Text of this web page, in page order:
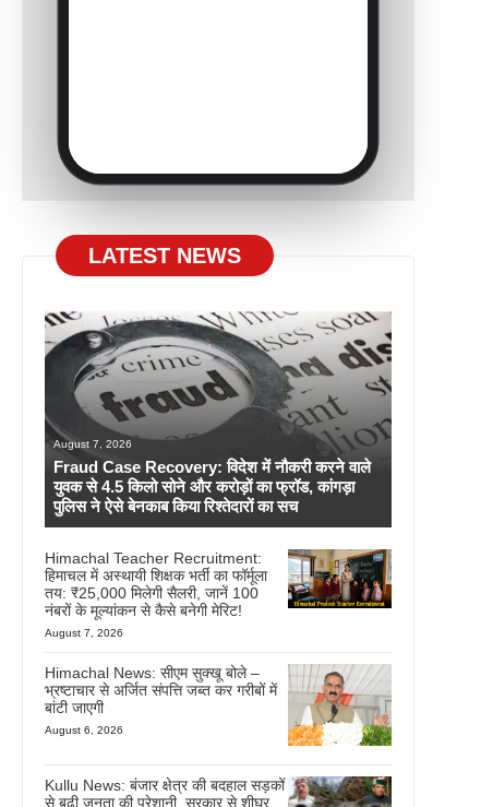
LATEST NEWS
August 7, 2026
Fraud Case Recovery: विदेश में नौकरी करने वाले
युवक से 4.5 किलो सोने और करोड़ों का फ्रॉड, कांगड़ा
पुलिस ने ऐसे बेनकाब किया रिश्तेदारों का सच
Himachal Teacher Recruitment:
हिमाचल में अस्थायी शिक्षक भर्ती का फॉर्मूला
तय: ₹25,000 मिलेगी सैलरी, जानें 100
नंबरों के मूल्यांकन से कैसे बनेगी मेरिट!
August 7, 2026
Himachal News: सीएम सुक्खू बोले –
भ्रष्टाचार से अर्जित संपत्ति जब्त कर गरीबों में
बांटी जाएगी
August 6, 2026
Kullu News: बंजार क्षेत्र की बदहाल सड़कों
से बढ़ी जनता की परेशानी, सरकार से शीघ्र